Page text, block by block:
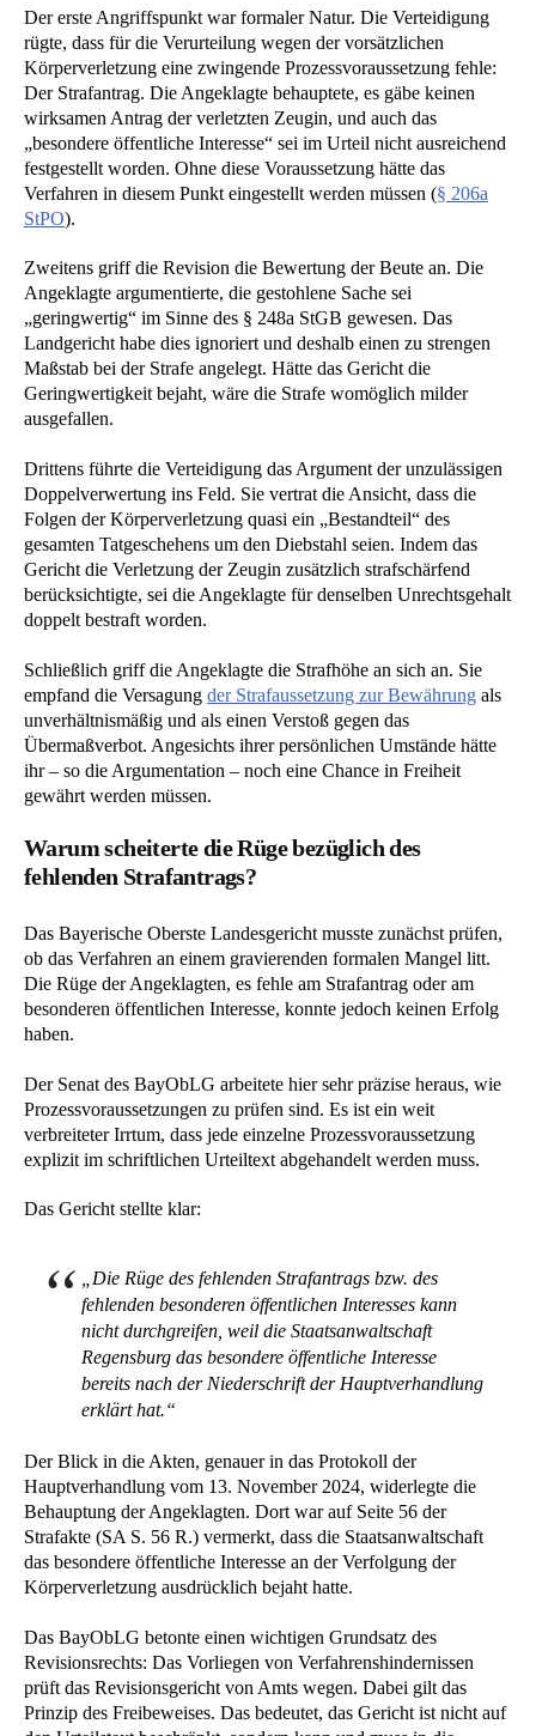
Der erste Angriffspunkt war formaler Natur. Die Verteidigung
rügte, dass für die Verurteilung wegen der vorsätzlichen
Körperverletzung eine zwingende Prozessvoraussetzung fehle:
Der Strafantrag. Die Angeklagte behauptete, es gäbe keinen
wirksamen Antrag der verletzten Zeugin, und auch das
„besondere öffentliche Interesse“ sei im Urteil nicht ausreichend
festgestellt worden. Ohne diese Voraussetzung hätte das
Verfahren in diesem Punkt eingestellt werden müssen (§ 206a
StPO).
Zweitens griff die Revision die Bewertung der Beute an. Die
Angeklagte argumentierte, die gestohlene Sache sei
„geringwertig“ im Sinne des § 248a StGB gewesen. Das
Landgericht habe dies ignoriert und deshalb einen zu strengen
Maßstab bei der Strafe angelegt. Hätte das Gericht die
Geringwertigkeit bejaht, wäre die Strafe womöglich milder
ausgefallen.
Drittens führte die Verteidigung das Argument der unzulässigen
Doppelverwertung ins Feld. Sie vertrat die Ansicht, dass die
Folgen der Körperverletzung quasi ein „Bestandteil“ des
gesamten Tatgeschehens um den Diebstahl seien. Indem das
Gericht die Verletzung der Zeugin zusätzlich strafschärfend
berücksichtigte, sei die Angeklagte für denselben Unrechtsgehalt
doppelt bestraft worden.
Schließlich griff die Angeklagte die Strafhöhe an sich an. Sie
empfand die Versagung der Strafaussetzung zur Bewährung als
unverhältnismäßig und als einen Verstoß gegen das
Übermaßverbot. Angesichts ihrer persönlichen Umstände hätte
ihr – so die Argumentation – noch eine Chance in Freiheit
gewährt werden müssen.
Warum scheiterte die Rüge bezüglich des
fehlenden Strafantrags?
Das Bayerische Oberste Landesgericht musste zunächst prüfen,
ob das Verfahren an einem gravierenden formalen Mangel litt.
Die Rüge der Angeklagten, es fehle am Strafantrag oder am
besonderen öffentlichen Interesse, konnte jedoch keinen Erfolg
haben.
Der Senat des BayObLG arbeitete hier sehr präzise heraus, wie
Prozessvoraussetzungen zu prüfen sind. Es ist ein weit
verbreiteter Irrtum, dass jede einzelne Prozessvoraussetzung
explizit im schriftlichen Urteiltext abgehandelt werden muss.
Das Gericht stellte klar:
„Die Rüge des fehlenden Strafantrags bzw. des
fehlenden besonderen öffentlichen Interesses kann
nicht durchgreifen, weil die Staatsanwaltschaft
Regensburg das besondere öffentliche Interesse
bereits nach der Niederschrift der Hauptverhandlung
erklärt hat.“
Der Blick in die Akten, genauer in das Protokoll der
Hauptverhandlung vom 13. November 2024, widerlegte die
Behauptung der Angeklagten. Dort war auf Seite 56 der
Strafakte (SA S. 56 R.) vermerkt, dass die Staatsanwaltschaft
das besondere öffentliche Interesse an der Verfolgung der
Körperverletzung ausdrücklich bejaht hatte.
Das BayObLG betonte einen wichtigen Grundsatz des
Revisionsrechts: Das Vorliegen von Verfahrenshindernissen
prüft das Revisionsgericht von Amts wegen. Dabei gilt das
Prinzip des Freibeweises. Das bedeutet, das Gericht ist nicht auf